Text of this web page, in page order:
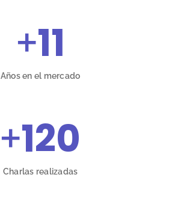
+11
Años en el mercado
+120
Charlas realizadas